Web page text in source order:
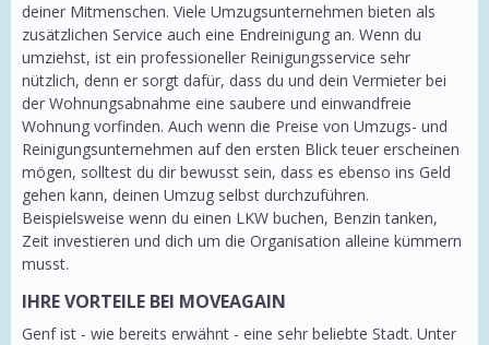
deiner Mitmenschen. Viele Umzugsunternehmen bieten als
zusätzlichen Service auch eine Endreinigung an. Wenn du
umziehst, ist ein professioneller Reinigungsservice sehr
nützlich, denn er sorgt dafür, dass du und dein Vermieter bei
der Wohnungsabnahme eine saubere und einwandfreie
Wohnung vorfinden. Auch wenn die Preise von Umzugs- und
Reinigungsunternehmen auf den ersten Blick teuer erscheinen
mögen, solltest du dir bewusst sein, dass es ebenso ins Geld
gehen kann, deinen Umzug selbst durchzuführen.
Beispielsweise wenn du einen LKW buchen, Benzin tanken,
Zeit investieren und dich um die Organisation alleine kümmern
musst.
IHRE VORTEILE BEI MOVEAGAIN
Genf ist - wie bereits erwähnt - eine sehr beliebte Stadt. Unter